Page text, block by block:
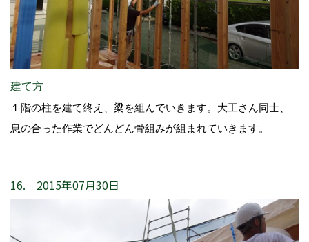
建て方
１階の柱を建て終え、梁を組んでいきます。大工さん同士、
息の合った作業でどんどん骨組みが組まれていきます。
16. 2015年07月30日